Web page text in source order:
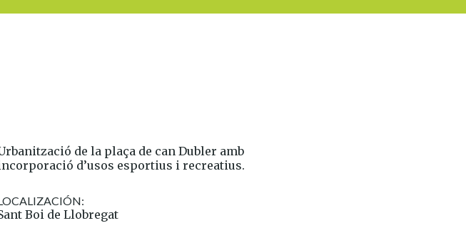
de la plaça de can Dubler amb
d’usos esportius i recreatius.
Boi de Llobregat